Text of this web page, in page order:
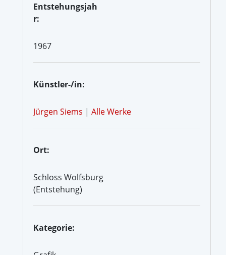
Entstehungsjah
r:
1967
Künstler-/in:
Jürgen Siems | Alle Werke
Ort:
Schloss Wolfsburg
(Entstehung)
Kategorie: